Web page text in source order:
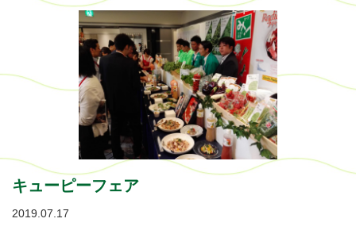
キューピーフェア
2019.07.17